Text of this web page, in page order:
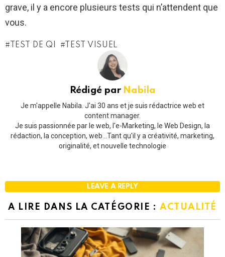
grave, il y a encore plusieurs tests qui n’attendent que
vous.
TEST DE QI TEST VISUEL
Rédigé par Nabila
Je m'appelle Nabila. J'ai 30 ans et je suis rédactrice web et
content manager.
Je suis passionnée par le web, l'e-Marketing, le Web Design, la
rédaction, la conception, web...Tant qu'il y a créativité, marketing,
originalité, et nouvelle technologie
LEAVE A REPLY
A LIRE DANS LA CATÉGORIE : ACTUALITÉ